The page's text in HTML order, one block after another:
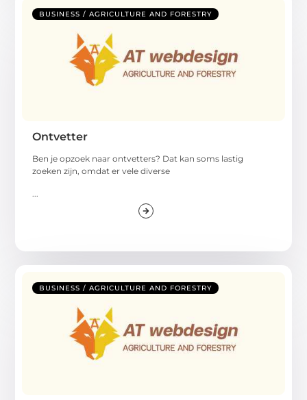
BUSINESS / AGRICULTURE AND FORESTRY
Ontvetter
Ben je opzoek naar ontvetters? Dat kan soms lastig
zoeken zijn, omdat er vele diverse
BUSINESS / AGRICULTURE AND FORESTRY